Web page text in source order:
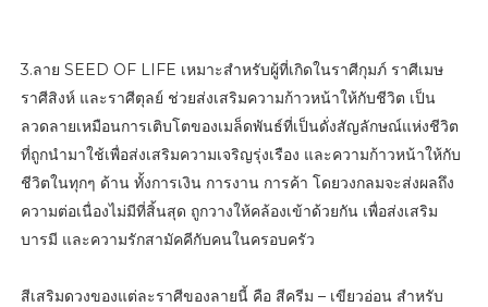
3.ลาย SEED OF LIFE เหมาะสำหรับผู้ที่เกิดในราศีกุมภ์ ราศีเมษ
ราศีสิงห์ และราศีตุลย์ ช่วยส่งเสริมความก้าวหน้าให้กับชีวิต เป็น
ลวดลายเหมือนการเติบโตของเมล็ดพันธ์ที่เป็นดั่งสัญลักษณ์แห่งชีวิต
ที่ถูกนำมาใช้เพื่อส่งเสริมความเจริญรุ่งเรือง และความก้าวหน้าให้กับ
ชีวิตในทุกๆ ด้าน ทั้งการเงิน การงาน การค้า โดยวงกลมจะส่งผลถึง
ความต่อเนื่องไม่มีที่สิ้นสุด ถูกวางให้คล้องเข้าด้วยกัน เพื่อส่งเสริม
บารมี และความรักสามัคคีกับคนในครอบครัว
สีเสริมดวงของแต่ละราศีของลายนี้ คือ สีครีม – เขียวอ่อน สำหรับ